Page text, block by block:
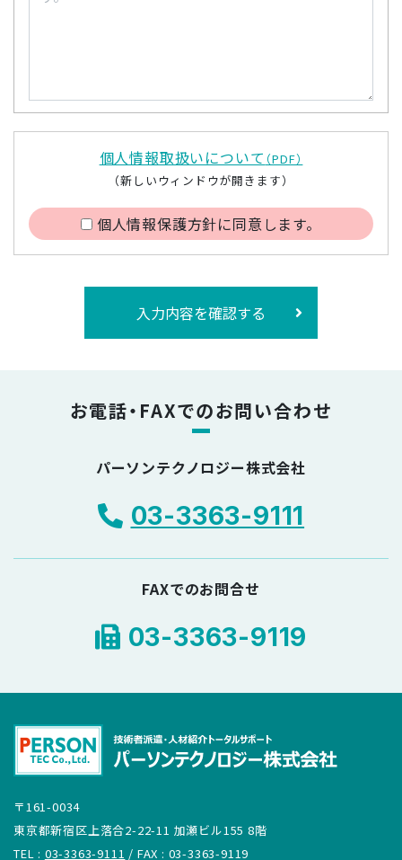
個人情報取扱いについて （PDF）
（新しいウィンドウが開きます）
個人情報保護方針に同意します。
入力内容を確認する
お電話・FAXでのお問い合わせ
パーソンテクノロジー株式会社
03-3363-9111
FAXでのお問合せ
03-3363-9119
〒161-0034
東京都新宿区上落合2-22-11 加瀬ビル155 8階
TEL : 03-3363-9111 / FAX : 03-3363-9119